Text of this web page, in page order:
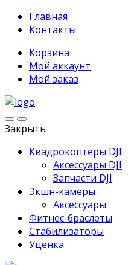
Главная
Контакты
Корзина
Мой аккаунт
Мой заказ
Закрыть
Квадрокоптеры DJI
Аксессуары DJI
Запчасти DJI
Экшн-камеры
Аксессуары
Фитнес-браслеты
Стабилизаторы
Уценка